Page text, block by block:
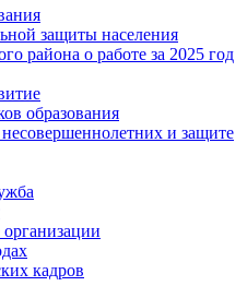
защиты населения
района о работе за 2025 год
образования
и защите
кадров